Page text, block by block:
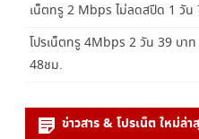
เน็ตทรู 2 Mbps ไม่ลดสปีด 1 วัน
โปรเน็ตทรู 4Mbps 2 วัน 39 บา
48ชม.
ข่าวสาร & โปรเน็ต ใหม่ล่า